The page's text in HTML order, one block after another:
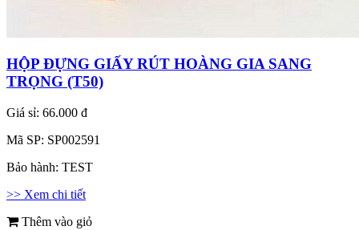
HỘP ĐỰNG GIẤY RÚT HOÀNG GIA SANG
TRỌNG (T50)
Giá sỉ: 66.000 đ
Mã SP: SP002591
Bảo hành: TEST
>> Xem chi tiết
Thêm vào giỏ